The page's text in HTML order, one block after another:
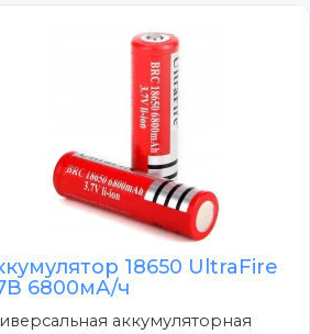
18650 UltraFire
6800мА/ч
аккумуляторная